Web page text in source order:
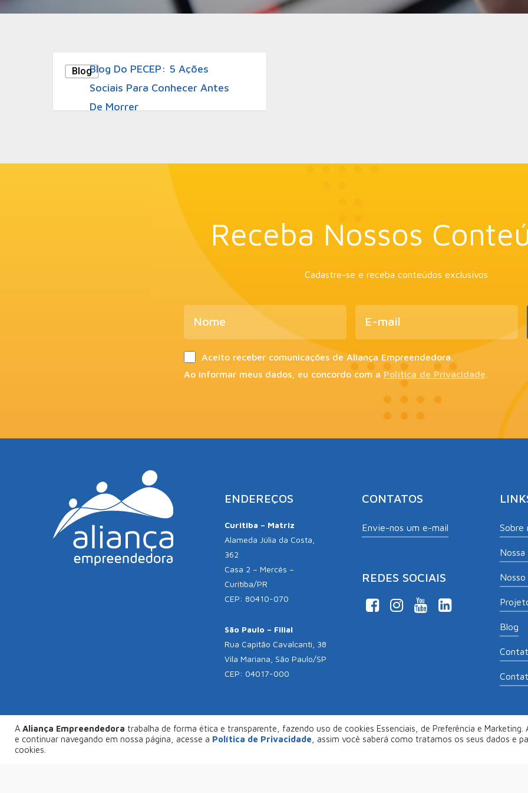
BlogBlog Do PECEP: 5 Ações
Sociais Para Conhecer Antes
De Morrer
Receba Nossos
Cadastre-se e receba conteúdos exclusivos
Aceito receber comunicações de Aliança Empreendedora.
Ao informar meus dados, eu concordo com a Política de Privacidade.
ENDEREÇOS
Curitiba – Matriz
Alameda Júlia da Costa,
362
Casa 2 – Mercês –
Curitiba/PR
CEP: 80410-070
São Paulo – Filial
Rua Capitão Cavalcanti, 38
Vila Mariana, São Paulo/SP
CEP: 04017-000
CONTATOS
Envie-nos um e-mail
REDES SOCIAIS
Sobre
Blog
© Copyright 2026Aliança Empreendedora . Desenvolvido por
A Aliança Empreendedora trabalha de forma ética e transparente, fazendo uso de cookies Essenciais, de Preferência e Marketing.
e continuar navegando em nossa página, acesse a Política de Privacidade , assim você saberá como tratamos os seus dados e
cookies.